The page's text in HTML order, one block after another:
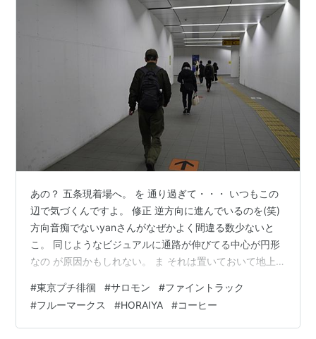
あの？ 五条現着場へ。 を 通り過ぎて・・・ いつもこの
辺で気づくんですよ。 修正 逆方向に進んでいるのを(笑)
方向音痴でないyanさんがなぜかよく間違る数少ないと
こ。 同じようなビジュアルに通路が伸びてる中心が円形
なの が原因かもしれない。 ま それは置いておいて地上
ぞ！ んで ファイントラック。 FTもお正月仕様です。 し
ばらくぶら下がっていたんだと思いますｗ からの本日の
メイン？ 焼きコテシリーズ jujuっとマスにおしおし、ま
#東京プチ徘徊 #サロモン #ファイントラック
#フルーマークス #HORAIYA #コーヒー